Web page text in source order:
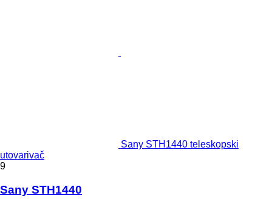
Sany STH1440 teleskopski
utovarivač
9
Sany STH1440